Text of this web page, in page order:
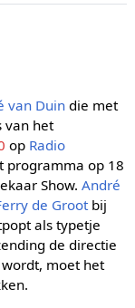
van Duindie met
van het
op Radio
programma op 18
Show. André
de Grootbij
als typetje
de directie
moet het